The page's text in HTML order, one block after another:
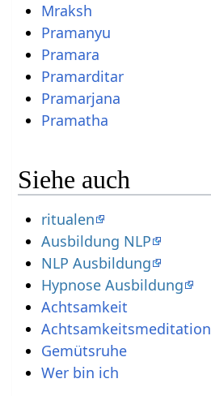
Mraksh
Pramanyu
Pramara
Pramarditar
Pramarjana
Pramatha
Siehe auch
ritualen
Ausbildung NLP
NLP Ausbildung
Hypnose Ausbildung
Achtsamkeit
Achtsamkeitsmeditation
Gemütsruhe
Wer bin ich